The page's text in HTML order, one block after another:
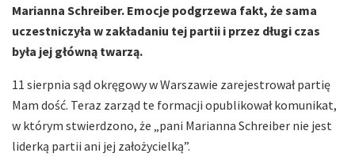
Marianna Schreiber. Emocje podgrzewa fakt, że sama
uczestniczyła w zakładaniu tej partii i przez długi czas
była jej główną twarzą.
11 sierpnia sąd okręgowy w Warszawie zarejestrował partię
Mam dość. Teraz zarząd te formacji opublikował komunikat,
w którym stwierdzono, że „pani Marianna Schreiber nie jest
liderką partii ani jej założycielką”.